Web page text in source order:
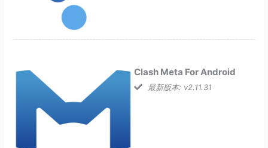
Clash Meta For Android
最新版本: v2.11.31